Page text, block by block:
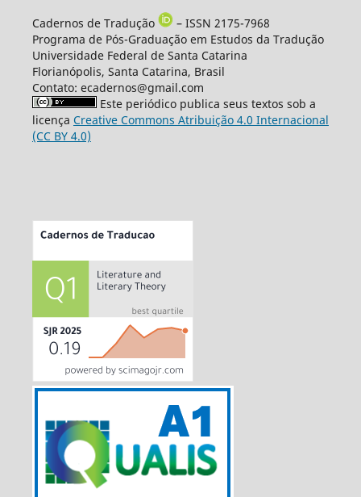
Cadernos de Tradução
– ISSN 2175-7968
Programa de Pós-Graduação em Estudos da Tradução
Universidade Federal de Santa Catarina
Florianópolis, Santa Catarina, Brasil
Contato: ecadernos@gmail.com
Este periódico publica seus textos sob a
licença Creative Commons Atribuição 4.0 Internacional
(CC BY 4.0)